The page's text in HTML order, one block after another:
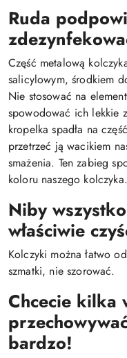
Ruda
Część metalową
salicylowym, środkiem
Nie stosować na
spowodować ich lekkie
kropelka spadła na
przetrzeć ją wacikiem
smażenia. Ten zabieg
koloru naszego kolczyka.
Niby
właściwie
Kolczyki można łatwo
szmatki, nie szorować.
Chcecie kilka
bardzo!